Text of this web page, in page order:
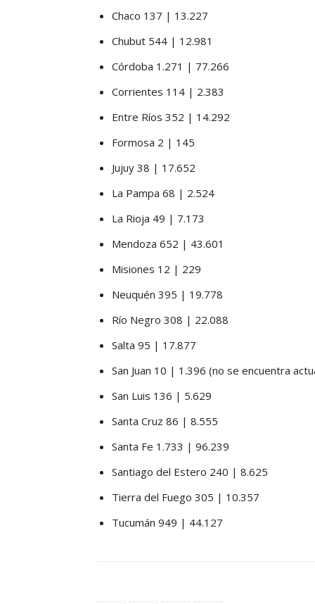
Chaco 137 | 13.227
Chubut 544 | 12.981
Córdoba 1.271 | 77.266
Corrientes 114 | 2.383
Entre Ríos 352 | 14.292
Formosa 2 | 145
Jujuy 38 | 17.652
La Pampa 68 | 2.524
La Rioja 49 | 7.173
Mendoza 652 | 43.601
Misiones 12 | 229
Neuquén 395 | 19.778
Río Negro 308 | 22.088
Salta 95 | 17.877
San Juan 10 | 1.396 (no se encuentra
San Luis 136 | 5.629
Santa Cruz 86 | 8.555
Santa Fe 1.733 | 96.239
Santiago del Estero 240 | 8.625
Tierra del Fuego 305 | 10.357
Tucumán 949 | 44.127